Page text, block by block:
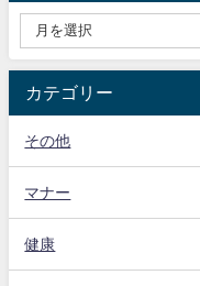
カテゴリー
その他
マナー
健康